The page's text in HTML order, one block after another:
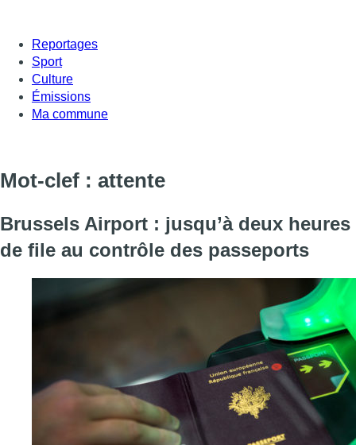
Reportages
Sport
Culture
Émissions
Ma commune
Mot-clef : attente
Brussels Airport : jusqu’à deux heures
de file au contrôle des passeports